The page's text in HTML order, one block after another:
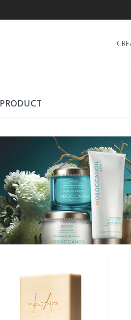
PRODUCT